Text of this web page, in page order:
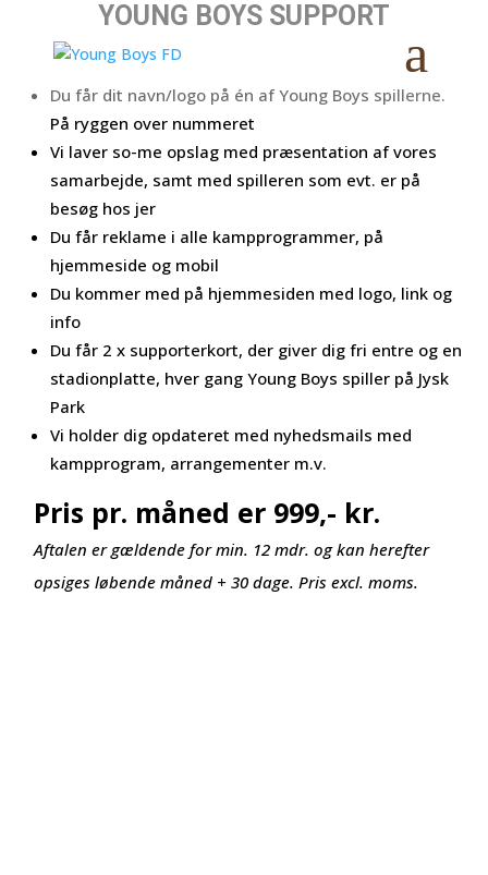
YOUNG BOYS SUPPORT
Du får dit navn/logo på én af Young Boys spillerne.
På ryggen over nummeret
Vi laver so-me opslag med præsentation af vores
samarbejde, samt med spilleren som evt. er på
besøg hos jer
Du får reklame i alle kampprogrammer, på
hjemmeside og mobil
Du kommer med på hjemmesiden med logo, link og
info
Du får 2 x supporterkort, der giver dig fri entre og en
stadionplatte, hver gang Young Boys spiller på Jysk
Park
Vi holder dig opdateret med nyhedsmails med
kampprogram, arrangementer m.v.
Pris pr. måned er 999,- kr.
Aftalen er gældende for min. 12 mdr. og kan herefter
opsiges løbende måned + 30 dage. Pris excl. moms.